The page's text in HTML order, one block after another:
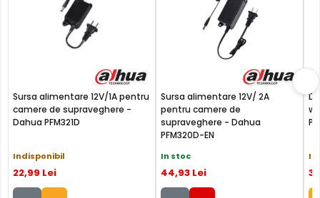
Sursa alimentare 12V/1A pentru
camere de supraveghere -
Dahua PFM321D
Indisponibil
22,99 Lei
Sursa alimentare 12V/ 2A
pentru camere de
supraveghere - Dahua
PFM320D-EN
In stoc
44,93 Lei